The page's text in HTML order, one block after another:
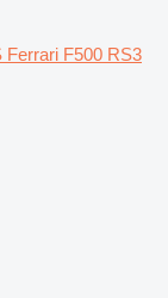
F500 RS3